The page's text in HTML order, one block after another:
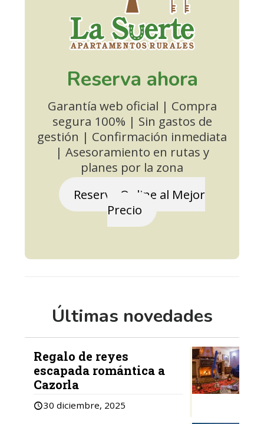
Reserva ahora
Garantía web oficial | Compra
segura 100% | Sin gastos de
gestión | Confirmación inmediata
| Asesoramiento en rutas y
planes por la zona
Reserva Online al Mejor
Precio
Últimas novedades
Regalo de reyes
escapada romántica a
Cazorla
30 diciembre, 2025